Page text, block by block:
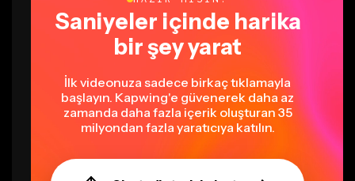
bir şey yarat
İlk videonuza sadece birkaç tıklamayla
zamanda daha fazla içerik oluşturan 35
milyondan fazla yaratıcıya katılın.